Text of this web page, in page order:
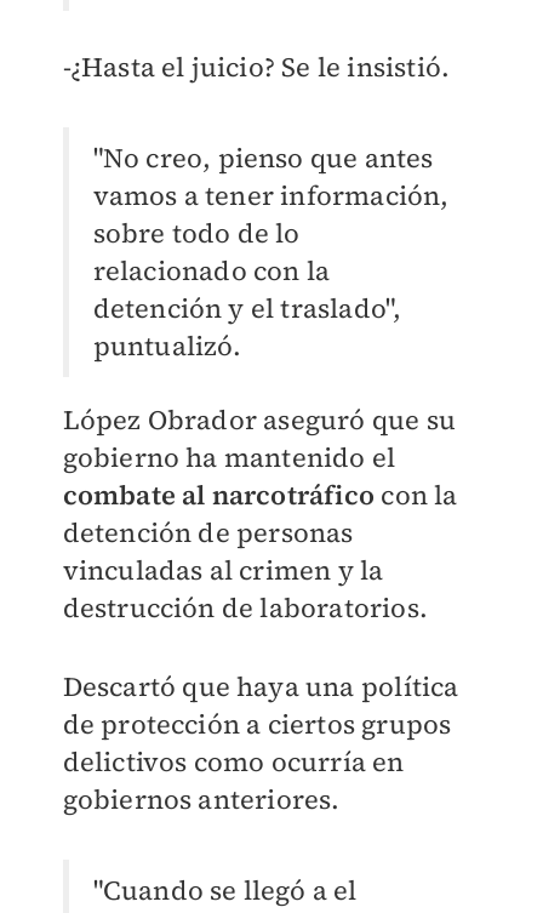
-¿Hasta el juicio? Se le insistió.
"No creo, pienso que antes
vamos a tener información,
sobre todo de lo
relacionado con la
detención y el traslado",
puntualizó.
López Obrador aseguró que su
gobierno ha mantenido el
combate al narcotráfico con la
detención de personas
vinculadas al crimen y la
destrucción de laboratorios.
Descartó que haya una política
de protección a ciertos grupos
delictivos como ocurría en
gobiernos anteriores.
"Cuando se llegó a el